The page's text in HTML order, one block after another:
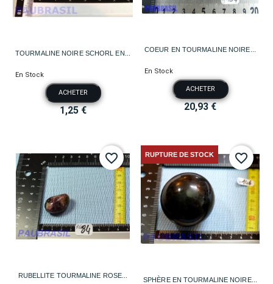
TOURMALINE NOIRE SCHORL EN...
En Stock
ACHETER
1,25 €
COEUR EN TOURMALINE NOIRE...
En Stock
ACHETER
20,93 €
RUBELLITE TOURMALINE ROSE...
favorite_border
SPHÈRE EN TOURMALINE NOIRE...
RUPTURE DE STOCK favorite_border